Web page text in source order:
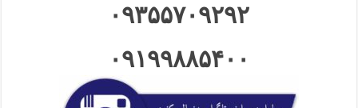
۰۹۳۵۵۷۰۹۲۹۲
۰۹۱۹۹۸۸۵۴۰۰